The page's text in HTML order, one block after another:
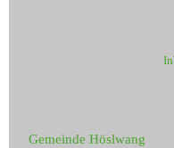
Gemeinde Höslwang